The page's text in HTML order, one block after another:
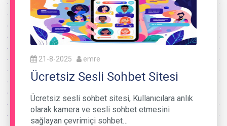
21-8-2025 emre
Ücretsiz Sesli Sohbet Sitesi
Ücretsiz sesli sohbet sitesi, Kullanıcılara anlık
olarak kamera ve sesli sohbet etmesini
sağlayan çevrimiçi sohbet…